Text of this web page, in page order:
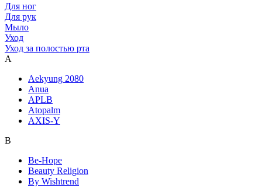
Для ног
Для рук
Мыло
Уход
Уход за полостью рта
A
Aekyung 2080
Anua
APLB
Atopalm
AXIS-Y
B
Be-Hope
Beauty Religion
By Wishtrend